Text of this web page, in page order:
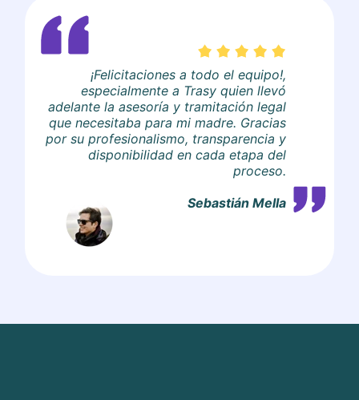
¡Felicitaciones a todo el equipo!,
especialmente a Trasy quien llevó
adelante la asesoría y tramitación legal
que necesitaba para mi madre. Gracias
por su profesionalismo, transparencia y
disponibilidad en cada etapa del
proceso.
Sebastián Mella